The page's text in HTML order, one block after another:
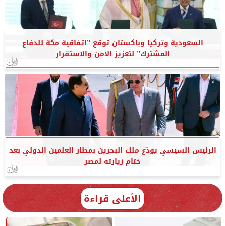
السعودية وتركيا وباكستان توقع ”اتفاقية مكة للدفاع
المشترك” لتعزيز الأمن والاستقرار
الرئيس السيسي يودّع ملك البحرين بمطار العلمين الدولي بعد
ختام زيارته لمصر
الأعلى قراءة